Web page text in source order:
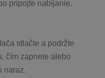
pripojte nabíjanie.
stlačte a podržte
čím zapnete alebo
naraz.